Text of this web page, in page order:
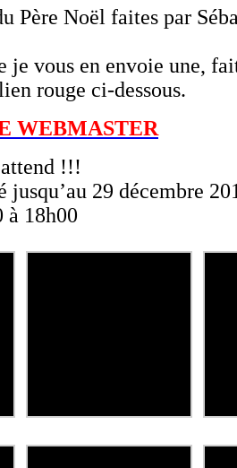
Père Noël faites par
je vous en envoie une,
rouge ci-dessous.
WEBMASTER
!!!
29 décembre
à 18h00